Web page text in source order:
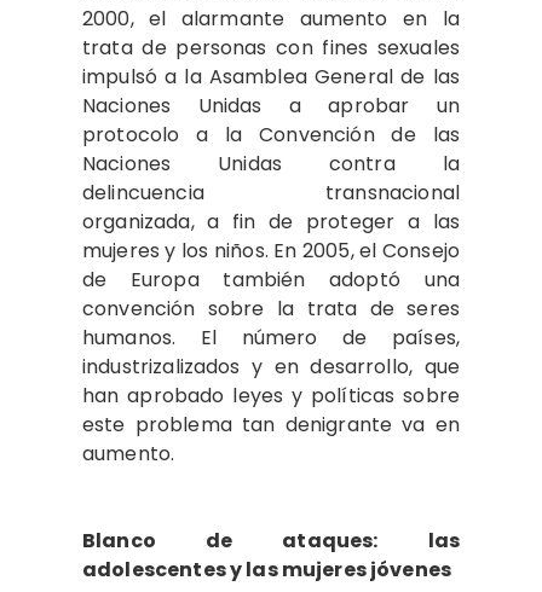
2000, el alarmante aumento en la
trata de personas con fines sexuales
impulsó a la Asamblea General de las
Naciones Unidas a aprobar un
protocolo a la Convención de las
Naciones Unidas contra la
delincuencia transnacional
organizada, a fin de proteger a las
mujeres y los niños. En 2005, el Consejo
de Europa también adoptó una
convención sobre la trata de seres
humanos. El número de países,
industrizalizados y en desarrollo, que
han aprobado leyes y políticas sobre
este problema tan denigrante va en
aumento.
Blanco de ataques: las
adolescentes y las mujeres jóvenes